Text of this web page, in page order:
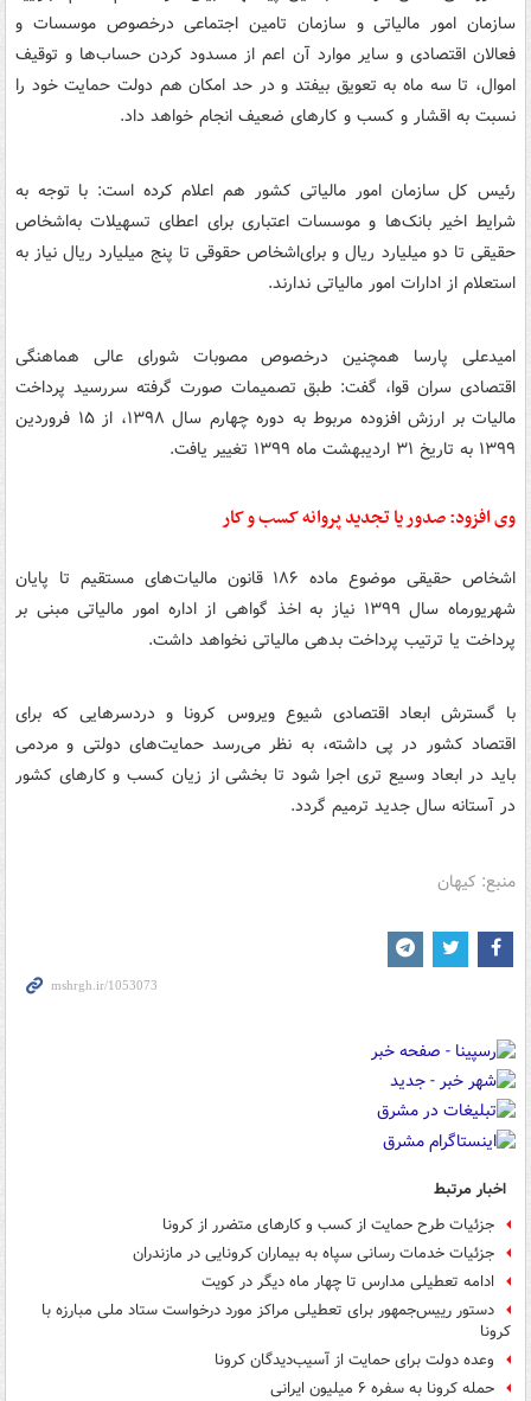
سازمان امور مالیاتی و سازمان تامین اجتماعی درخصوص موسسات و
فعالان اقتصادی و سایر موارد آن اعم از مسدود کردن حساب‌ها و توقیف
اموال، تا سه ماه به تعویق بیفتد و در حد امکان هم دولت حمایت خود را
نسبت به اقشار و کسب و کارهای ضعیف انجام خواهد داد.
رئیس ‌کل سازمان امور مالیاتی کشور هم اعلام کرده است: با توجه به
شرایط اخیر بانک‌ها و موسسات اعتباری برای اعطای تسهیلات به‌اشخاص
حقیقی تا دو میلیارد ریال و برای‌اشخاص حقوقی تا پنج میلیارد ریال نیاز به
استعلام از ادارات امور مالیاتی ندارند.
امیدعلی پارسا همچنین درخصوص مصوبات شورای عالی هماهنگی
اقتصادی سران قوا، گفت: طبق تصمیمات صورت گرفته سررسید پرداخت
مالیات بر ارزش افزوده مربوط به دوره چهارم سال ۱۳۹۸، از ۱۵ فروردین
۱۳۹۹ به تاریخ ۳۱ اردیبهشت ماه ۱۳۹۹ تغییر یافت.
وی افزود: صدور یا تجدید پروانه کسب و کار
‌اشخاص حقیقی موضوع ماده ۱۸۶ قانون مالیات‌های مستقیم تا پایان
شهریورماه سال ۱۳۹۹ نیاز به اخذ گواهی از اداره امور مالیاتی مبنی بر
پرداخت یا ترتیب پرداخت بدهی مالیاتی نخواهد داشت.
با گسترش ابعاد اقتصادی شیوع ویروس کرونا و دردسرهایی که برای
اقتصاد کشور در پی داشته، به نظر می‌رسد حمایت‌های دولتی و مردمی
باید در ابعاد وسیع تری اجرا شود تا بخشی از زیان کسب و کارهای کشور
در آستانه سال جدید ترمیم گردد.
منبع: کیهان
اخبار مرتبط
جزئیات طرح حمایت از کسب و کارهای متضرر از کرونا
جزئیات خدمات رسانی سپاه به بیماران کرونایی در مازندران
ادامه تعطیلی مدارس تا چهار ماه دیگر در کویت
دستور رییس‌جمهور برای تعطیلی مراکز مورد درخواست ستاد ملی مبارزه با
کرونا
وعده دولت برای حمایت از آسیب‌دیدگان کرونا
حمله کرونا به سفره ۶‌ میلیون ایرانی